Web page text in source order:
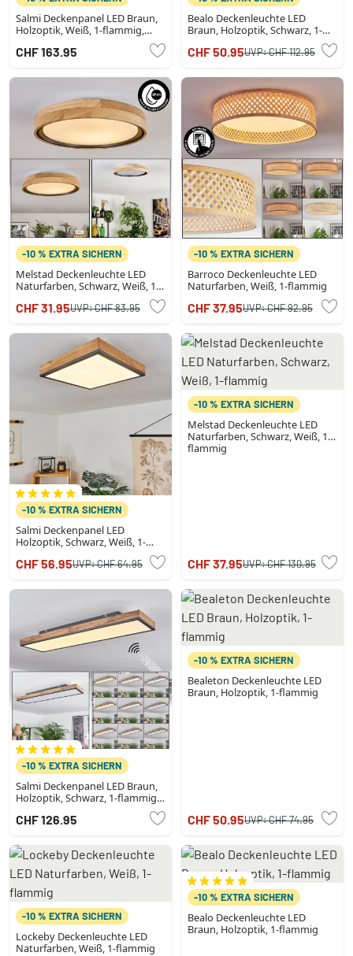
Salmi Deckenpanel LED Braun,
Holzoptik, Weiß, 1-flammig,
CHF 163.95
Bealo Deckenleuchte LED
Braun, Holzoptik, Schwarz, 1-
CHF 50.95UVP:CHF 112.95
-10 % EXTRA SICHERN
Melstad Deckenleuchte LED
Naturfarben, Schwarz, Weiß, 1-
CHF 31.95UVP:CHF 83.95
-10 % EXTRA SICHERN
Barroco Deckenleuchte LED
Naturfarben, Weiß, 1-flammig
CHF 37.95UVP:CHF 92.95
-10 % EXTRA SICHERN
Salmi Deckenpanel LED
Holzoptik, Schwarz, Weiß, 1-
CHF 56.95UVP:CHF 64.95
-10 % EXTRA SICHERN
Melstad Deckenleuchte LED
Naturfarben, Schwarz, Weiß, 1-
flammig
CHF 37.95UVP:CHF 130.95
-10 % EXTRA SICHERN
Salmi Deckenpanel LED Braun,
Holzoptik, Schwarz, 1-flammig,
CHF 126.95
-10 % EXTRA SICHERN
Bealeton Deckenleuchte LED
Braun, Holzoptik, 1-flammig
CHF 50.95UVP:CHF 74.95
-10 % EXTRA SICHERN
Lockeby Deckenleuchte LED
Naturfarben, Weiß, 1-flammig
-10 % EXTRA SICHERN
Bealo Deckenleuchte LED
Braun, Holzoptik, 1-flammig